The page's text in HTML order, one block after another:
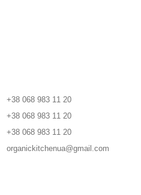
+38 068 983 11 20
+38 068 983 11 20
+38 068 983 11 20
organickitchenua@gmail.com